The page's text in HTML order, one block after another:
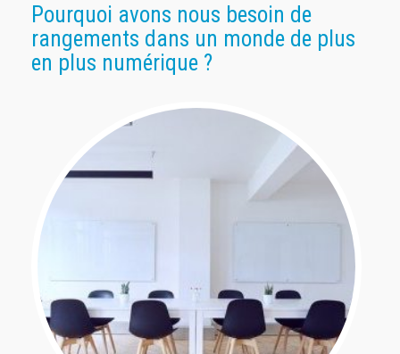
Pourquoi avons nous besoin de
rangements dans un monde de plus
en plus numérique ?